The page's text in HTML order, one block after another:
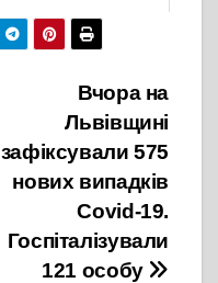
15 Лютого, 2022
Вчора на
Львівщині
зафіксували 575
нових випадків
Covid-19.
Госпіталізували
121 особу